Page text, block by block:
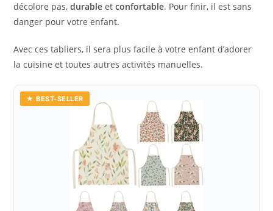
décolore pas,durable etconfortable. Pour finir, il est sans
danger pour votre enfant.
Avec ces tabliers, il sera plus facile à votre enfant d’adorer
la cuisine et toutes autres activités manuelles.
★ BEST-SELLER